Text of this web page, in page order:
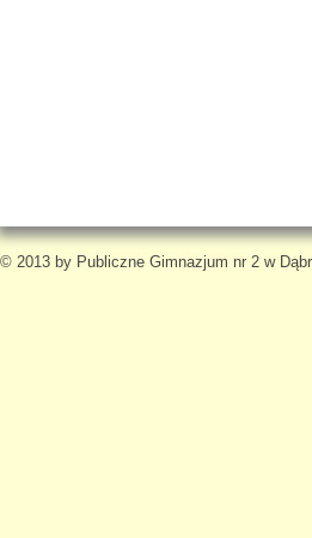
© 2013 by Publiczne Gimnazjum nr 2 w